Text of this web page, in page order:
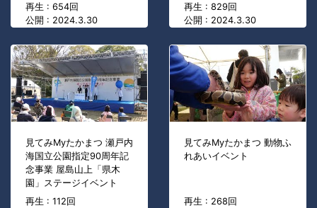
再生 : 654回
公開 : 2024.3.30
再生 : 829回
公開 : 2024.3.30
見てみMyたかまつ 瀬戸内
海国立公園指定90周年記
念事業 屋島山上「県木
園」ステージイベント
再生 : 112回
見てみMyたかまつ 動物ふ
れあいイベント
再生 : 268回